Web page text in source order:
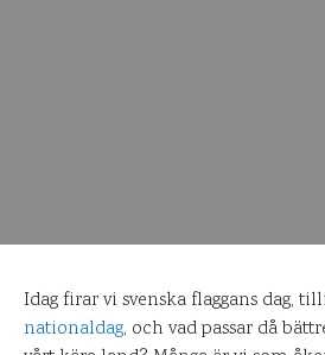
Idag firar vi svenska flaggans dag,
nationaldag, och vad passar då